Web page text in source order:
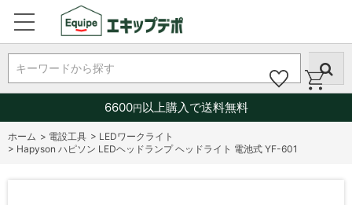
キーワードから探す
6600円以上購入で送料無料
ホーム > 電設工具 > LEDワークライト
> Hapyson ハピソン LEDヘッドランプ ヘッドライト 電池式 YF-601